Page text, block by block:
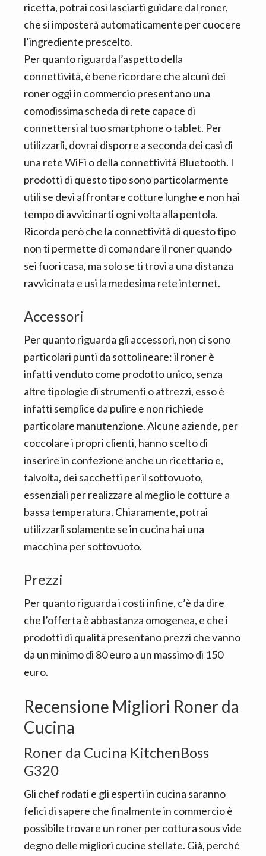
ricetta, potrai così lasciarti guidare dal roner,
che si imposterà automaticamente per cuocere
l’ingrediente prescelto.
Per quanto riguarda l’aspetto della
connettività, è bene ricordare che alcuni dei
roner oggi in commercio presentano una
comodissima scheda di rete capace di
connettersi al tuo smartphone o tablet. Per
utilizzarli, dovrai disporre a seconda dei casi di
una rete WiFi o della connettività Bluetooth. I
prodotti di questo tipo sono particolarmente
utili se devi affrontare cotture lunghe e non hai
tempo di avvicinarti ogni volta alla pentola.
Ricorda però che la connettività di questo tipo
non ti permette di comandare il roner quando
sei fuori casa, ma solo se ti trovi a una distanza
ravvicinata e usi la medesima rete internet.
Accessori
Per quanto riguarda gli accessori, non ci sono
particolari punti da sottolineare: il roner è
infatti venduto come prodotto unico, senza
altre tipologie di strumenti o attrezzi, esso è
infatti semplice da pulire e non richiede
particolare manutenzione. Alcune aziende, per
coccolare i propri clienti, hanno scelto di
inserire in confezione anche un ricettario e,
talvolta, dei sacchetti per il sottovuoto,
essenziali per realizzare al meglio le cotture a
bassa temperatura. Chiaramente, potrai
utilizzarli solamente se in cucina hai una
macchina per sottovuoto.
Prezzi
Per quanto riguarda i costi infine, c’è da dire
che l’offerta è abbastanza omogenea, e che i
prodotti di qualità presentano prezzi che vanno
da un minimo di 80 euro a un massimo di 150
euro.
Recensione Migliori Roner da
Cucina
Roner da Cucina KitchenBoss
G320
Gli chef rodati e gli esperti in cucina saranno
felici di sapere che finalmente in commercio è
possibile trovare un roner per cottura sous vide
degno delle migliori cucine stellate. Già, perché